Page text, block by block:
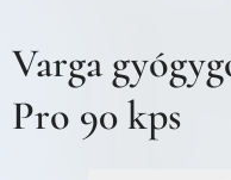
Varga
Pro 90 kps